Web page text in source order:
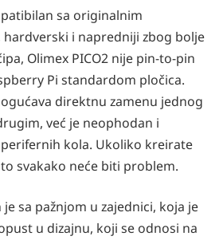
sa originalnim
hardverski i napredniji zbog bolje
Olimex PICO2 nije pin-to-pin
Pi standardom pločica.
direktnu zamenu jednog
već je neophodan i
kola. Ukoliko kreirate
svakako neće biti problem.
sa pažnjom u zajednici, koja je
u dizajnu, koji se odnosi na